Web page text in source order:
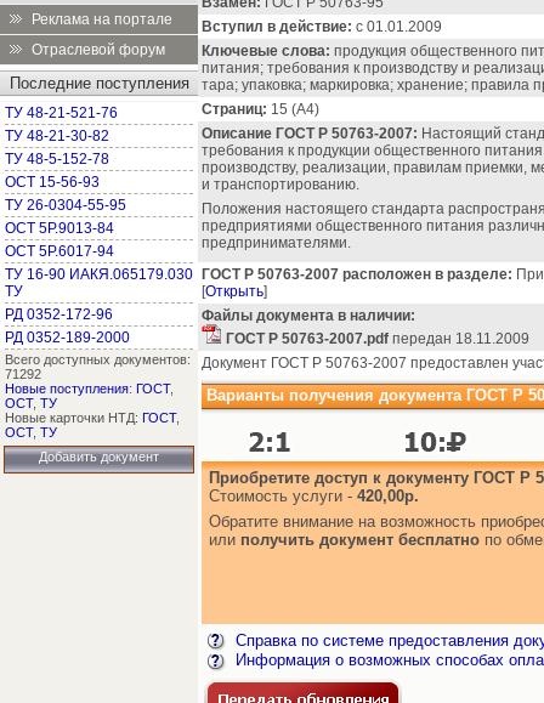
Реклама на портале
Отраслевой форум
Последние поступления
ТУ 48-21-521-76
ТУ 48-21-30-82
ТУ 48-5-152-78
ОСТ 15-56-93
ТУ 26-0304-55-95
ОСТ 5Р.9013-84
ОСТ 5Р.6017-94
ТУ 16-90 ИАКЯ.065179.030
ТУ
РД 0352-172-96
РД 0352-189-2000
Всего доступных документов:
71292
Новые поступления: ГОСТ,
ОСТ, ТУ
Новые карточки НТД: ГОСТ,
ОСТ, ТУ
Добавить документ
Вступил в действие: с 01.01.2009
Ключевые слова: продукция общественного
питания; требования к производству и
тара; упаковка; маркировка; хранение; правила
Страниц: 15 (А4)
Описание ГОСТ Р 50763-2007: Настоящий
требования к продукции общественного
производству, реализации, правилам приемки,
и транспортированию.
Положения настоящего стандарта
предприятиями общественного питания
предпринимателями.
ГОСТ Р 50763-2007 расположен в разделе:
[Открыть]
Файлы документа в наличии:
ГОСТ Р 50763-2007.pdf передан 18.11.2009
Документ ГОСТ Р 50763-2007 предоставлен
Варианты получения документа ГОСТ Р
Приобретите доступ к документу ГОСТ Р
Стоимость услуги - 420,00р.
Обратите внимание на возможность
или получить документ бесплатно по
Справка по системе предоставления
Информация о возможных способах